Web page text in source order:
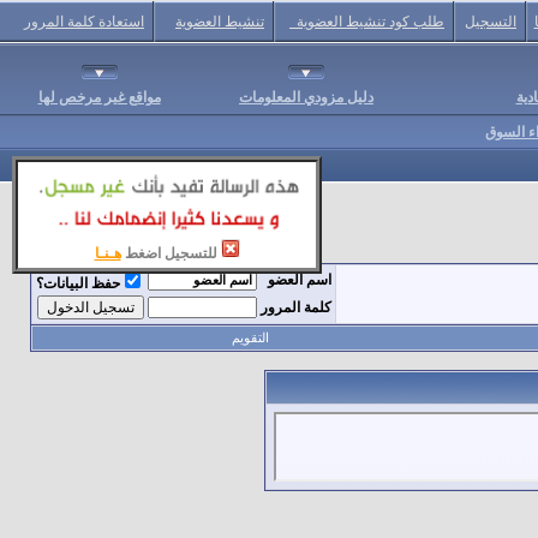
للتسجيل اضغط هـنـا
التسجيل طلب كود تنشيط العضوية تنشيط العضوية استعادة كلمة المرور
دليل مزودي المعلومات مواقع غير مرخص لها
السوق
اسم العضو
حفظ البيانات؟
كلمة المرور
التقويم